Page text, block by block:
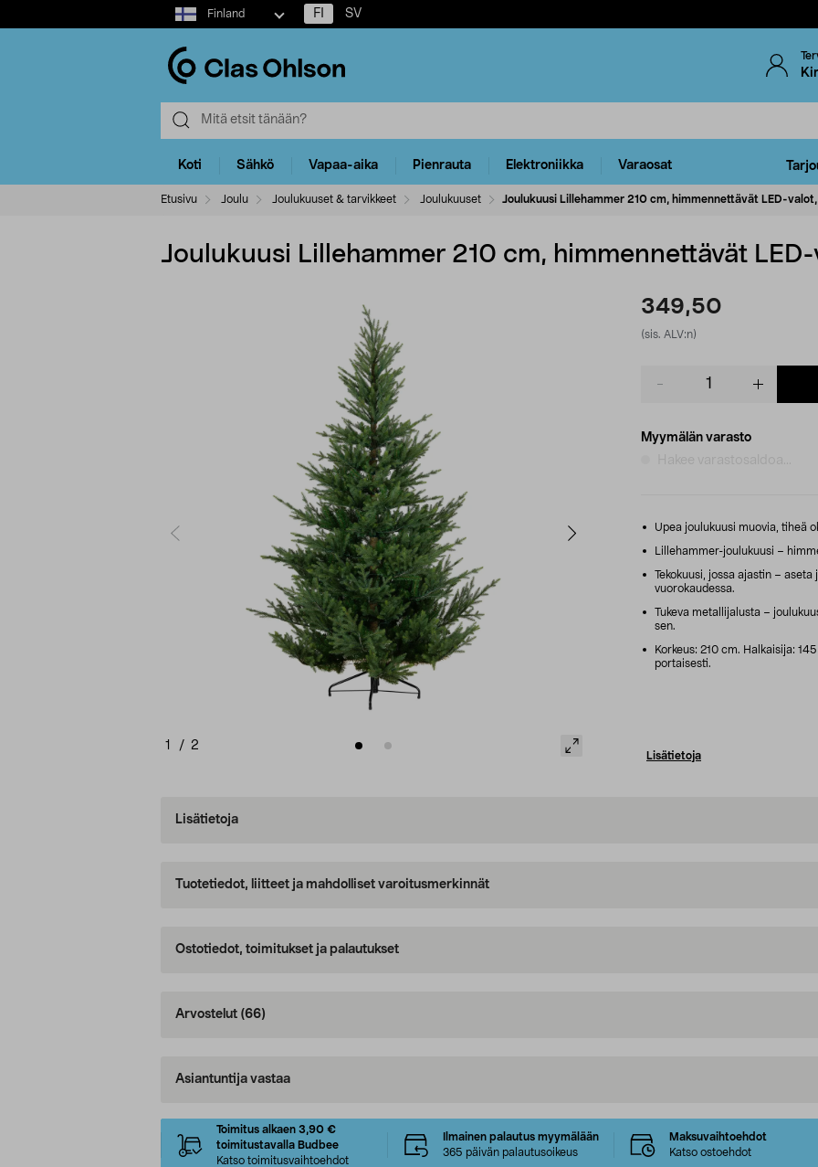
Select
market
Finland FI SV
Koti Sähkö Vapaa-aika Pienrauta Elektroniikka Varaosat
Etusivu Joulu Joulukuuset & tarvikkeet Joulukuuset Joulukuusi Lillehammer 210 cm, himmennettävät LED-
Joulukuusi Lillehammer 210 cm, himmennettävät
1 / 2
349,50
(sis. ALV:n)
Myymälän varasto
Upea joulukuusi muovia, tiheä
Lillehammer-joulukuusi –
Tekokuusi, jossa ajastin –
vuorokaudessa.
Tukeva metallijalusta –
sen.
Korkeus: 210 cm. Halkaisija:
portaisesti.
Lisätietoja
Lisätietoja
Tuotetiedot, liitteet ja mahdolliset varoitusmerkinnät
Ostotiedot, toimitukset ja palautukset
Arvostelut (66)
Asiantuntija vastaa
Toimitus alkaen 3,90 €
toimitustavalla Budbee
Katso toimitusvaihtoehdot
Ilmainen palautus myymälään
365 päivän palautusoikeus
Maksuvaihtoehdot
Katso ostoehdot